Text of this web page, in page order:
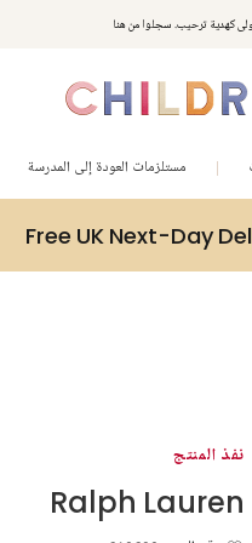
مستلزمات العودة إلى المدرسة
Free UK Next-Day
نفذ المنتج
Ralph Lauren